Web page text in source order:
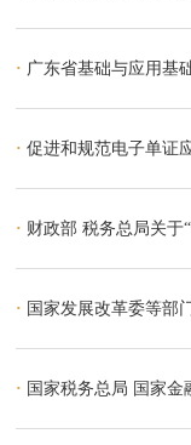
· 广东省基础与应用基础研究基金委员会关
· 促进和规范电子单证
· 财政部 税务总局关于“母亲健康快
· 国家发展改革委等部门关于做好2026年享受
· 国家税务总局 国家金融监督管理